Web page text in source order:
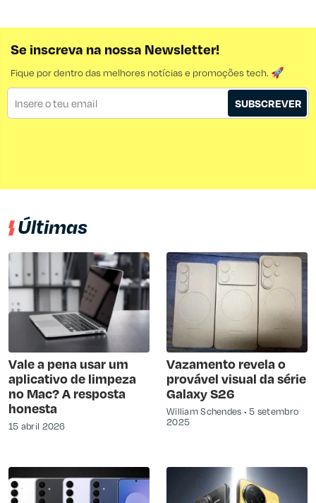
Se inscreva na nossa Newsletter!
Fique por dentro das melhores notícias e promoções tech. 🚀
SUBSCREVER
Últimas
Vale a pena usar um
aplicativo de limpeza
no Mac? A resposta
honesta
15 abril 2026
Vazamento revela o
provável visual da série
Galaxy S26
William Schendes
5 setembro
2025